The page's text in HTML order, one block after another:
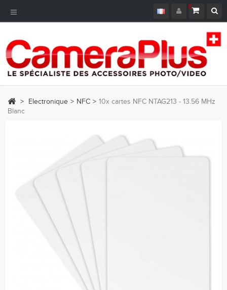
0
Navigation
bascule
> Electronique > NFC > 10x cartes NFC NTAG213 - 13.56 MHz
Blanc